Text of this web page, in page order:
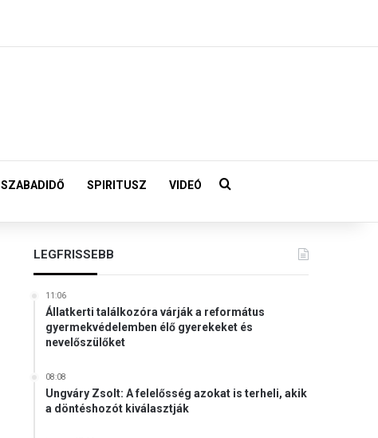
SZABADIDŐ SPIRITUSZ VIDEÓ Keresés:
LEGFRISSEBB
11:06
Állatkerti találkozóra várják a református
gyermekvédelemben élő gyerekeket és
nevelőszülőket
08:08
Ungváry Zsolt: A felelősség azokat is terheli, akik
a döntéshozót kiválasztják